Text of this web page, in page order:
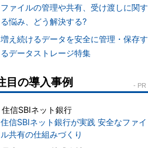
ファイルの管理や共有、受け渡しに関す
る悩み、どう解決する?
増え続けるデータを安全に管理・保存す
るデータストレージ特集